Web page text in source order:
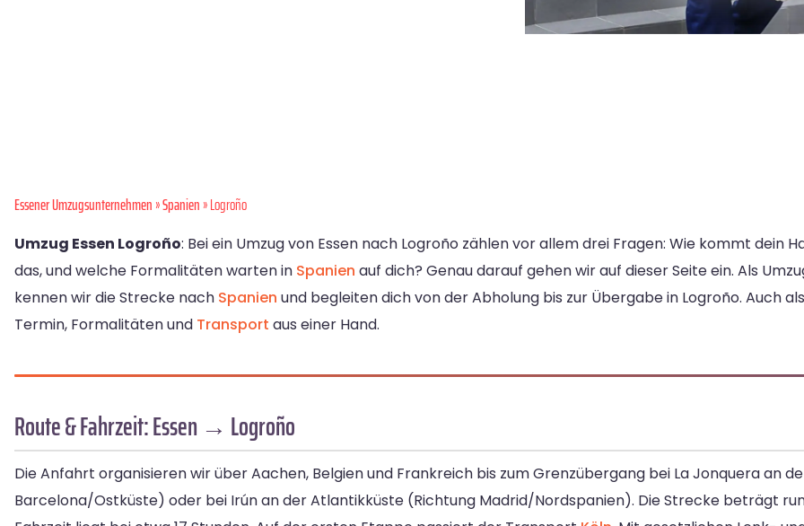
Essener Umzugsunternehmen»Spanien» Logroño
Umzug Essen Logroño: Bei ein Umzug von Essen nach Logroño zählen vor allem drei Fragen: Wie kommt dein
das, und welche Formalitäten warten in Spanien auf dich? Genau darauf gehen wir auf dieser Seite ein. Als
kennen wir die Strecke nach Spanien und begleiten dich von der Abholung bis zur Übergabe in Logroño. Auch
Termin, Formalitäten und Transport aus einer Hand.
Route & Fahrzeit: Essen → Logroño
Die Anfahrt organisieren wir über Aachen, Belgien und Frankreich bis zum Grenzübergang bei La Jonquera an
Barcelona/Ostküste) oder bei Irún an der Atlantikküste (Richtung Madrid/Nordspanien). Die Strecke beträgt